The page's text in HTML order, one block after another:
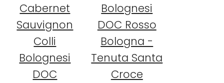
Cabernet
Sauvignon
Colli
Bolognesi
DOC
Bolognesi
DOC Rosso
Bologna -
Tenuta Santa
Croce